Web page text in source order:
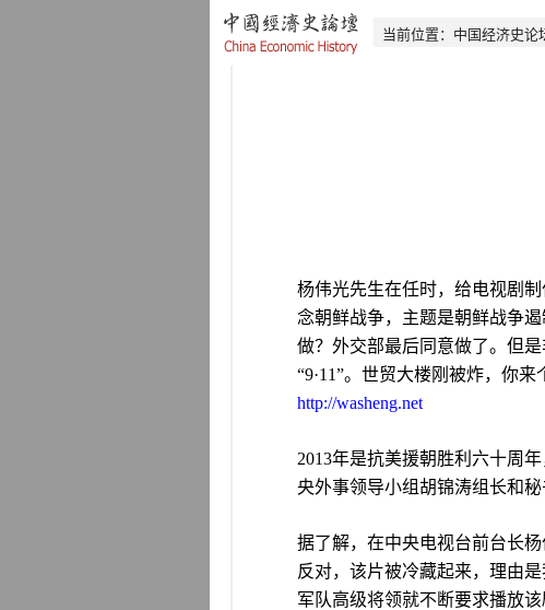
当前位置： 中国经济史论
杨伟光先生在任时，给电视剧
念朝鲜战争，主题是朝鲜战争
做？外交部最后同意做了。但
“9·11”。世贸大楼刚被炸，你来
http://washeng.net
2013年是抗美援朝胜利六十周
央外事领导小组胡锦涛组长和
据了解，在中央电视台前台长
反对，该片被冷藏起来，理由
军队高级将领就不断要求播放